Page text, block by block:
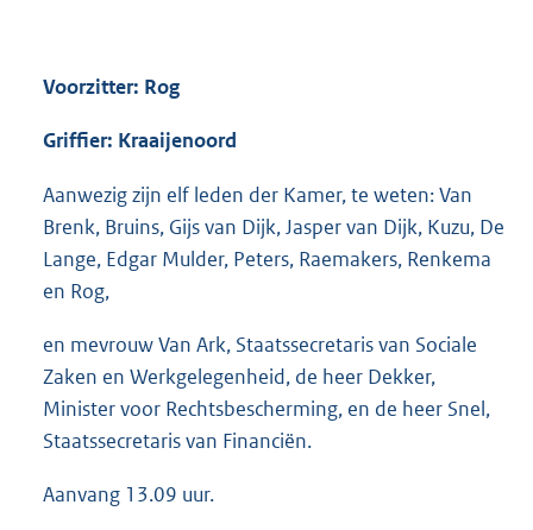
Voorzitter: Rog
Griffier: Kraaijenoord
Aanwezig zijn elf leden der Kamer, te weten: Van
Brenk, Bruins, Gijs van Dijk, Jasper van Dijk, Kuzu, De
Lange, Edgar Mulder, Peters, Raemakers, Renkema
en Rog,
en mevrouw Van Ark, Staatssecretaris van Sociale
Zaken en Werkgelegenheid, de heer Dekker,
Minister voor Rechtsbescherming, en de heer Snel,
Staatssecretaris van Financiën.
Aanvang 13.09 uur.